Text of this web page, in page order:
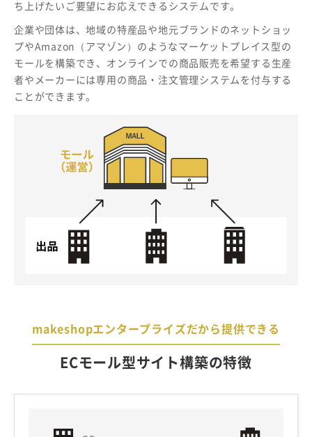
ち上げたいご要望にお応えできるシステムです。
企業や団体は、地域の特産品や地元ブランドのネットショッ
プやAmazon（アマゾン）のようなマーケットプレイス型の
モールを構築でき、オンラインでの商品販売を希望する生産
者やメーカーには専用の商品・注文管理システムを付与する
ことができます。
makeshopエンタープライズだから提供できる
ECモール型サイト構築の特徴